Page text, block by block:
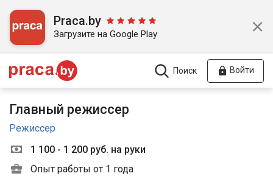
Praca.by
Загрузите на Google Play
Поиск Войти
Главный режиссер
Режиссер
1 100 - 1 200 руб. на руки
Опыт работы от 1 года